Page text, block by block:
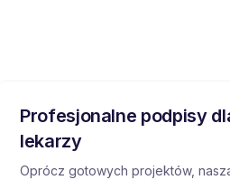
Profesjonalne podpisy
lekarzy
Oprócz gotowych projektów,